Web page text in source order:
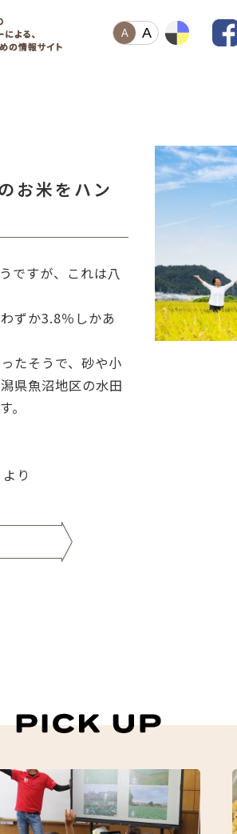
A A
お米をハン
ですが、これは八
ずか3.8％しかあ
たそうで、砂や小
県魚沼地区の水田
。
り